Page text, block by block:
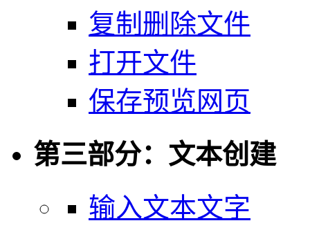
复制删除文件
打开文件
保存预览网页
第三部分：文本创建
输入文本文字